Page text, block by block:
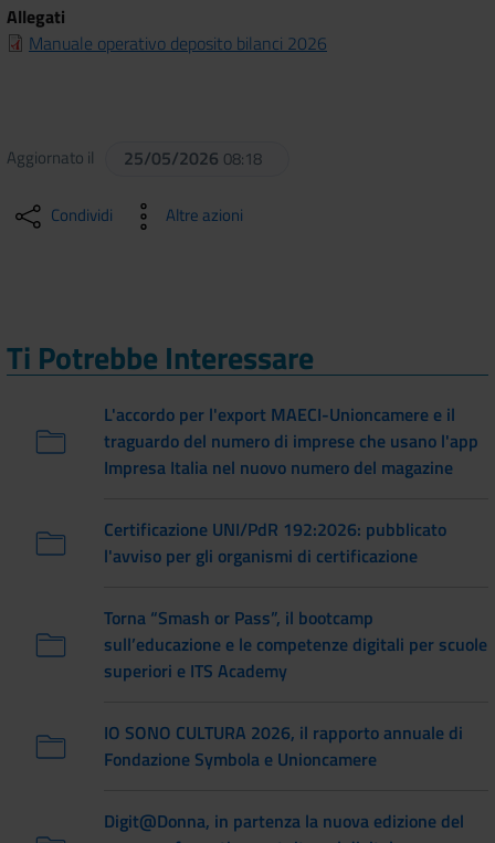
Allegati
Manuale operativo deposito bilanci 2026
Aggiornato il 25/05/2026 08:18
Condividi Altre azioni
Ti Potrebbe Interessare
L'accordo per l'export MAECI-Unioncamere e il
traguardo del numero di imprese che usano l'app
Impresa Italia nel nuovo numero del magazine
Certificazione UNI/PdR 192:2026: pubblicato
l'avviso per gli organismi di certificazione
Torna “Smash or Pass”, il bootcamp
sull’educazione e le competenze digitali per scuole
superiori e ITS Academy
IO SONO CULTURA 2026, il rapporto annuale di
Fondazione Symbola e Unioncamere
Digit@Donna, in partenza la nuova edizione del